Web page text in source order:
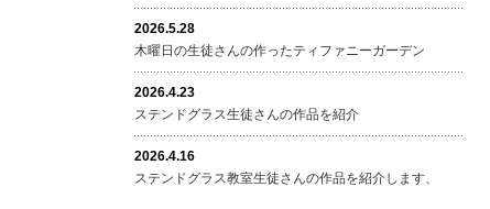
2026.5.28
木曜日の生徒さんの作ったティファニーガーデン
2026.4.23
ステンドグラス生徒さんの作品を紹介
2026.4.16
ステンドグラス教室生徒さんの作品を紹介します、